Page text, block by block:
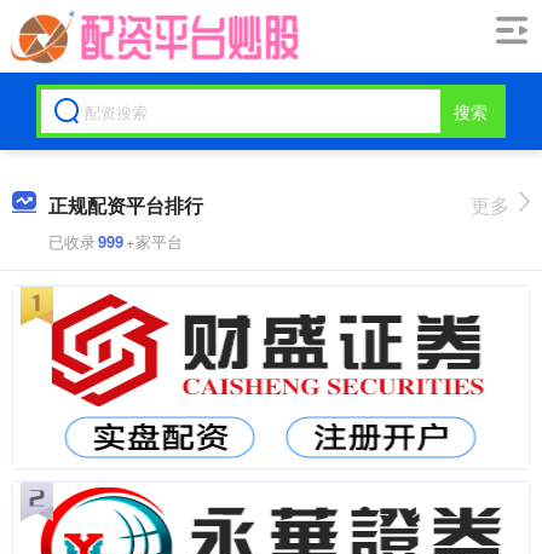
搜索
正规配资平台排行
已收录999+家平台
更多